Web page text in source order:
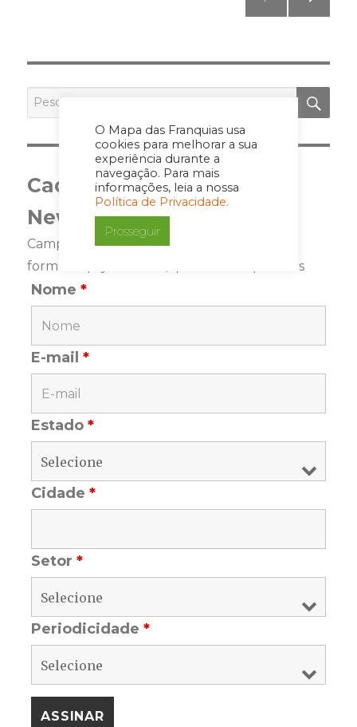
O Mapa das Franquias usa
cookies para melhorar a sua
experiência durante a
navegação. Para mais
informações, leia a nossa
Política de Privacidade.
Prosseguir
NA
por:
Cadastre-se para a
Newsletter
Campos marcados com <span class="ninja-
forms-req-symbol">*</span> são requeridos
Nome*
E-mail*
Estado*
Cidade*
Setor*
Periodicidade*